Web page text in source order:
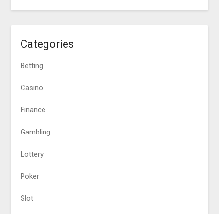
Categories
Betting
Casino
Finance
Gambling
Lottery
Poker
Slot